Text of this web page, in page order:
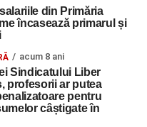
din Primăria
încasează primarul și
acum 8 ani
Sindicatului Liber
profesorii ar putea
pentru
câștigate în